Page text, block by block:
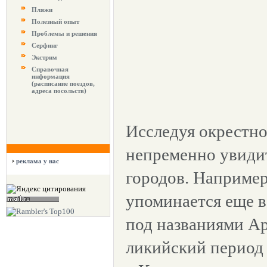
Пляжи
Полезный опыт
Проблемы и решения
Серфинг
Экстрим
Справочная
информация
(расписание поездов,
адреса посольств)
реклама у нас
Исследуя
непременно
городов.
упоминается еще
под названиями
ликийский